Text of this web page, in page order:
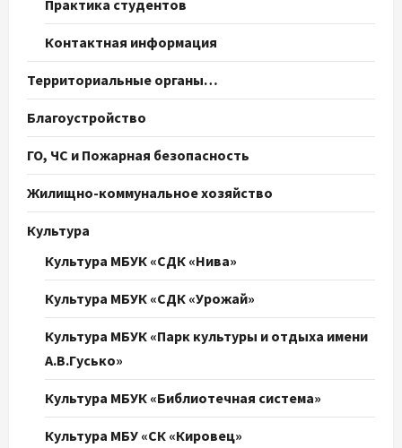
Практика студентов
Контактная информация
Территориальные органы…
Благоустройство
ГО, ЧС и Пожарная безопасность
Жилищно-коммунальное хозяйство
Культура
Культура МБУК «СДК «Нива»
Культура МБУК «СДК «Урожай»
Культура МБУК «Парк культуры и отдыха имени
А.В.Гусько»
Культура МБУК «Библиотечная система»
Культура МБУ «СК «Кировец»